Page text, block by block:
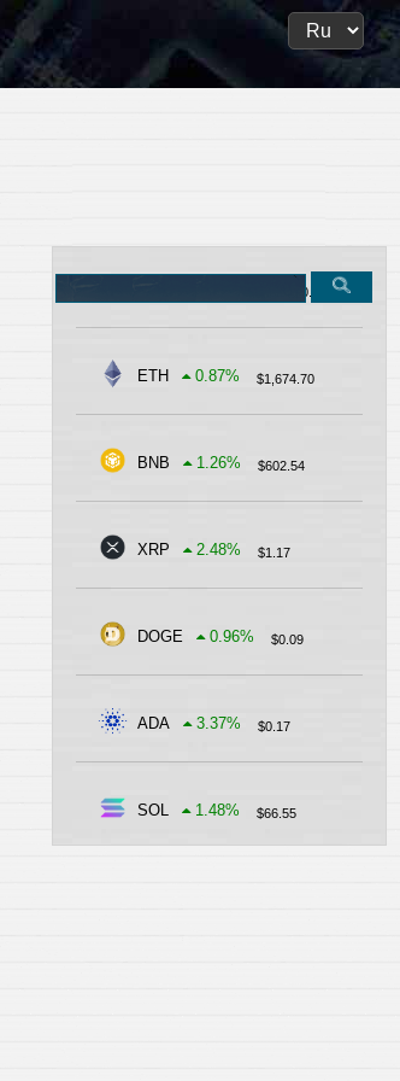
Search
on
the
62,900.81
$1,674.70
ETH 0.87%
$602.54
BNB 1.26%
$1.17
XRP 2.48%
$0.09
DOGE 0.96%
$0.17
ADA 3.37%
$66.55
SOL 1.48%